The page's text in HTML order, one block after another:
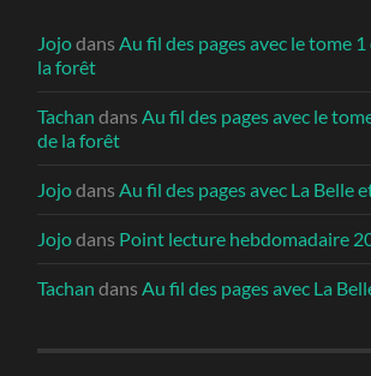
JojodansAu fil des pages avec le tome
la forêt
Tachan dansAu fil des pages avec le
de la forêt
JojodansAu fil des pages avec La Belle
Jojodans Point lecture hebdomadaire
Tachan dansAu fil des pages avec La